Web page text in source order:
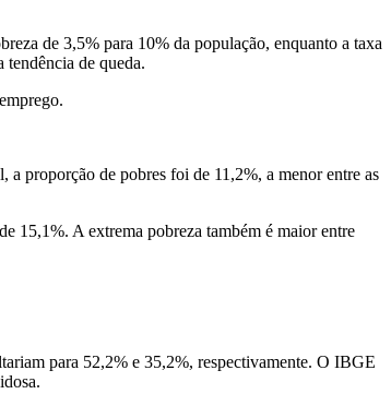
de 3,5% para 10% da população, enquanto a taxa
de queda.
proporção de pobres foi de 11,2%, a menor entre as
15,1%. A extrema pobreza também é maior entre
para 52,2% e 35,2%, respectivamente. O IBGE